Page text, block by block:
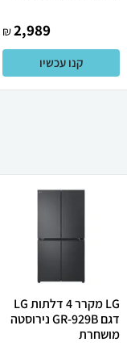
2,989
₪
קנו עכשיו
LG מקרר 4 דלתות LG
דגם GR-929B נירוסטה
מושחרת